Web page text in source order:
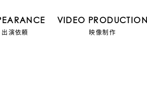
出演依頼
VIDEO PRODUCTION
映像制作